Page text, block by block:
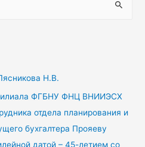
Н.В.
ФГБНУ ФНЦ ВНИИЭСХ
отдела планирования и
бухгалтера Прояеву
датой – 45-летием со